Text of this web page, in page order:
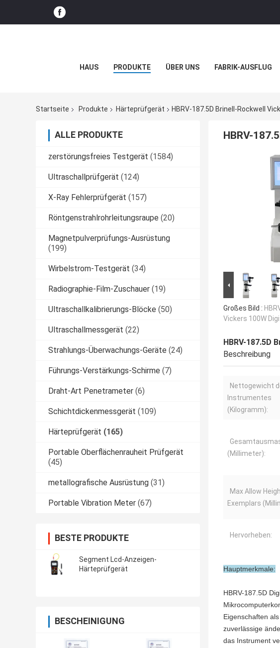
HAUS PRODUKTE ÜBER UNS FABRIK-AUSFLUG
Startseite Produkte Härteprüfgerät HBRV-187.5D Brinell-Rockwell
ALLE PRODUKTE
zerstörungsfreies Testgerät (1584)
Ultraschallprüfgerät (124)
X-Ray Fehlerprüfgerät (157)
Röntgenstrahlrohrleitungsraupe (20)
Magnetpulverprüfungs-Ausrüstung
(199)
Wirbelstrom-Testgerät (34)
Radiographie-Film-Zuschauer (19)
Ultraschallkalibrierungs-Blöcke (50)
Ultraschallmessgerät (22)
Strahlungs-Überwachungs-Geräte (24)
Führungs-Verstärkungs-Schirme (7)
Draht-Art Penetrameter (6)
Schichtdickenmessgerät (109)
Härteprüfgerät (165)
Portable Oberflächenrauheit Prüfgerät
(45)
metallografische Ausrüstung (31)
Portable Vibration Meter (67)
BESTE PRODUKTE
Segment Lcd-Anzeigen-
Härteprüfgerät
BESCHEINIGUNG
HBRV-
Großes Bild :
Vickers 100W
HBRV-
Beschreibung
Nettogewicht
Instrumentes
(Kilogramm):
(Millimeter):
Max Allow
Exemplars
Hervorheben:
Hauptmerkmale:
HBRV-187.5D
Eigenschaften
zuverlässige
das Instrument